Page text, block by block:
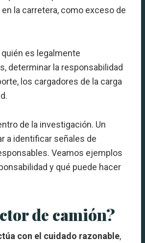
la carretera, como exceso de
es legalmente
determinar la responsabilidad
los cargadores de la carga
de la investigación. Un
a identificar señales de
Veamos ejemplos
y qué puede hacer
de camión?
con el cuidado razonable,